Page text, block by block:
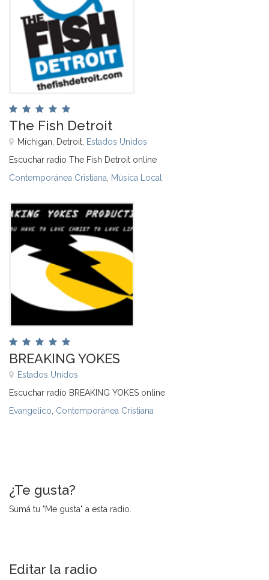
The Fish Detroit
Míchigan, Detroit, Estados Unidos
Escuchar radio The Fish Detroit online
Contemporánea Cristiana Música Local
BREAKING YOKES
Estados Unidos
Escuchar radio BREAKING YOKES online
Evangelico Contemporánea Cristiana
¿Te gusta?
Sumá tu "Me gusta" a esta radio.
Editar la radio